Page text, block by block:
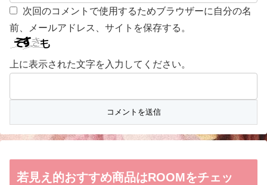
次回のコメントで使用するためブラウザーに自分の名
前、メールアドレス、サイトを保存する。
上に表示された文字を入力してください。
若見え的おすすめ商品はROOMをチェッ